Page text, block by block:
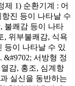
제 1) 순환기계 : 어
진 등이 나타날 수
불쾌감 등이 나타
, 위부불쾌감, 식욕
등이 나타날 수 있
서방형 정
감, 홍조, 심계항
실신을 동반하는